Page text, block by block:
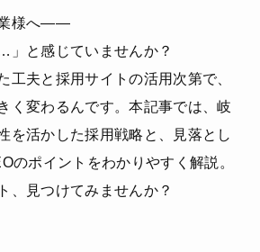
業様へ――
」と感じていませんか？
工夫と採用サイトの活用次第で、
く変わるんです。本記事では、岐
を活かした採用戦略と、見落とし
のポイントをわかりやすく解説。
、見つけてみませんか？